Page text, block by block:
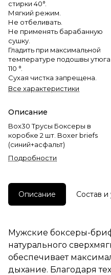
стирки 40°.
Мягкий режим.
Не отбеливать.
Не применять барабанную
сушку.
Гладить при максимальной
температуре подошвы утюга
110 °.
Сухая чистка запрещена.
Все характеристики
Описание
Box30 Трусы Боксеры в
коробке 2 шт. Boxer briefs
(синий+асфальт)
Подробности
Описание Состав и
Мужские боксеры-
натурального
обеспечивает
дыхание. Благодаря